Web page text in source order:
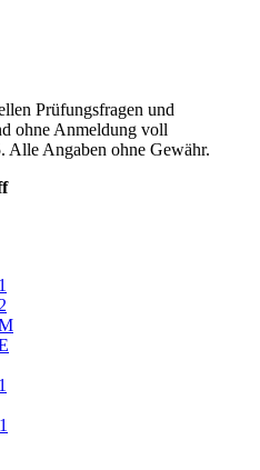
Prüfungsfragen und
ohne Anmeldung voll
Angaben ohne Gewähr.